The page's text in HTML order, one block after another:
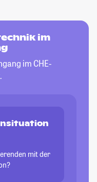
im
im CHE-
mit der